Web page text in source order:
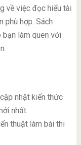
về việc đọc hiểu tài
phù hợp. Sách
làm quen với
nhật kiến thức
nhất.
thuật làm bài thi